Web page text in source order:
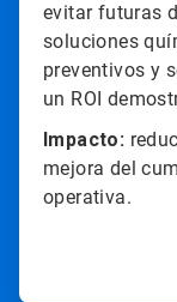
evitar futuras
soluciones
preventivos y
un ROI
Impacto:
mejora del
operativa.